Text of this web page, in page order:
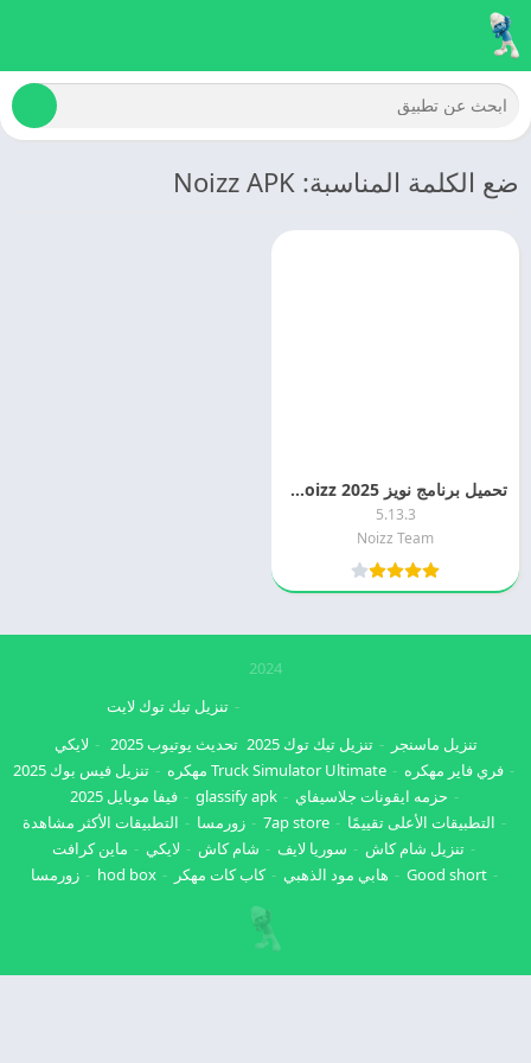
ضع الكلمة المناسبة: Noizz APK
تحميل برنامج نويز 2025 Noizz مهكر اخر اصدار
5.13.3
Noizz Team
2024
تنزيل ماسنجر تنزيل تيك توك 2025
تنزيل تيك توك لايت
تحديث يوتيوب 2025
لايكي
فري فاير مهكره
Truck Simulator Ultimate مهكره
تنزيل فيس بوك 2025
حزمه ايقونات جلاسيفاي
glassify apk
فيفا موبايل 2025
التطبيقات الأعلى تقييمًا
7ap store زورمسا
التطبيقات الأكثر مشاهدة
تنزيل شام كاش
سوريا لايف شام كاش لايكي
ماين كرافت
Good short
هابي مود الذهبي كاب كات مهكر hod box زورمسا